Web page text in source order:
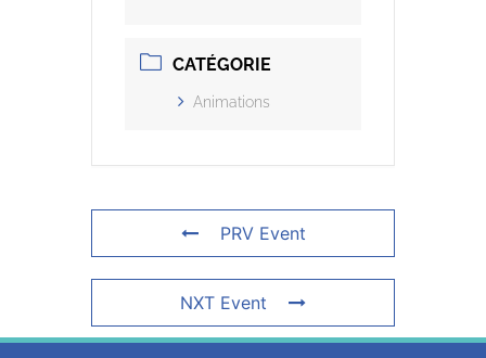
CATÉGORIE
Animations
PRV Event
NXT Event